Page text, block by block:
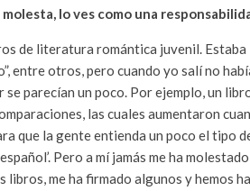
molesta, lo ves como una
de literatura romántica juvenil.
entre otros, pero cuando yo salí no
parecían un poco. Por ejemplo, un
las cuales aumentaron
que la gente entienda un poco el tipo
Pero a mí jamás me ha
me ha firmado algunos y hemos